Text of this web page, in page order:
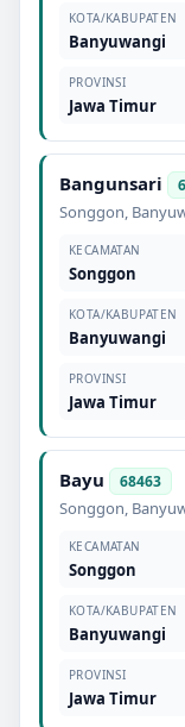
KOTA/KABUPATEN
Banyuwangi
PROVINSI
Jawa Timur
Bangunsari
Songgon,
KECAMATAN
Songgon
KOTA/KABUPATEN
Banyuwangi
PROVINSI
Jawa Timur
Bayu 68463
Songgon,
KECAMATAN
Songgon
KOTA/KABUPATEN
Banyuwangi
PROVINSI
Jawa Timur